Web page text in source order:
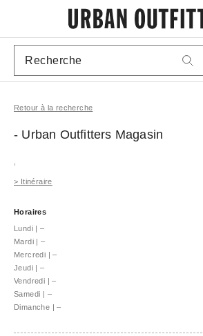
Retour à la recherche
- Urban Outfitters Magasin
> Itinéraire
Horaires
Lundi | –
Mardi | –
Mercredi | –
Jeudi | –
Vendredi | –
Samedi | –
Dimanche | –